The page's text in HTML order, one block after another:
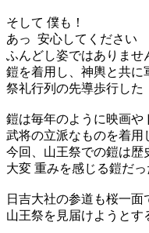
そして 僕も！
あっ 安心してください
ふんどし姿ではありま
鎧を着用し、神輿と共に
祭礼行列の先導歩行した
鎧は毎年のように映画や
武将の立派なものを着用
今回、山王祭での鎧は歴
大変 重みを感じる鎧だっ
日吉大社の参道も桜一面
山王祭を見届けようとす